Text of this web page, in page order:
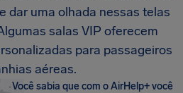
dar uma olhada nessas telas
salas VIP oferecem
para passageiros
aéreas.
Você sabia que com o AirHelp+ você